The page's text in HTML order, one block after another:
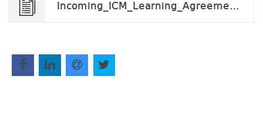
Incoming_ICM_Learning_Agreement_for_Research_Ca' Foscari 3.docx